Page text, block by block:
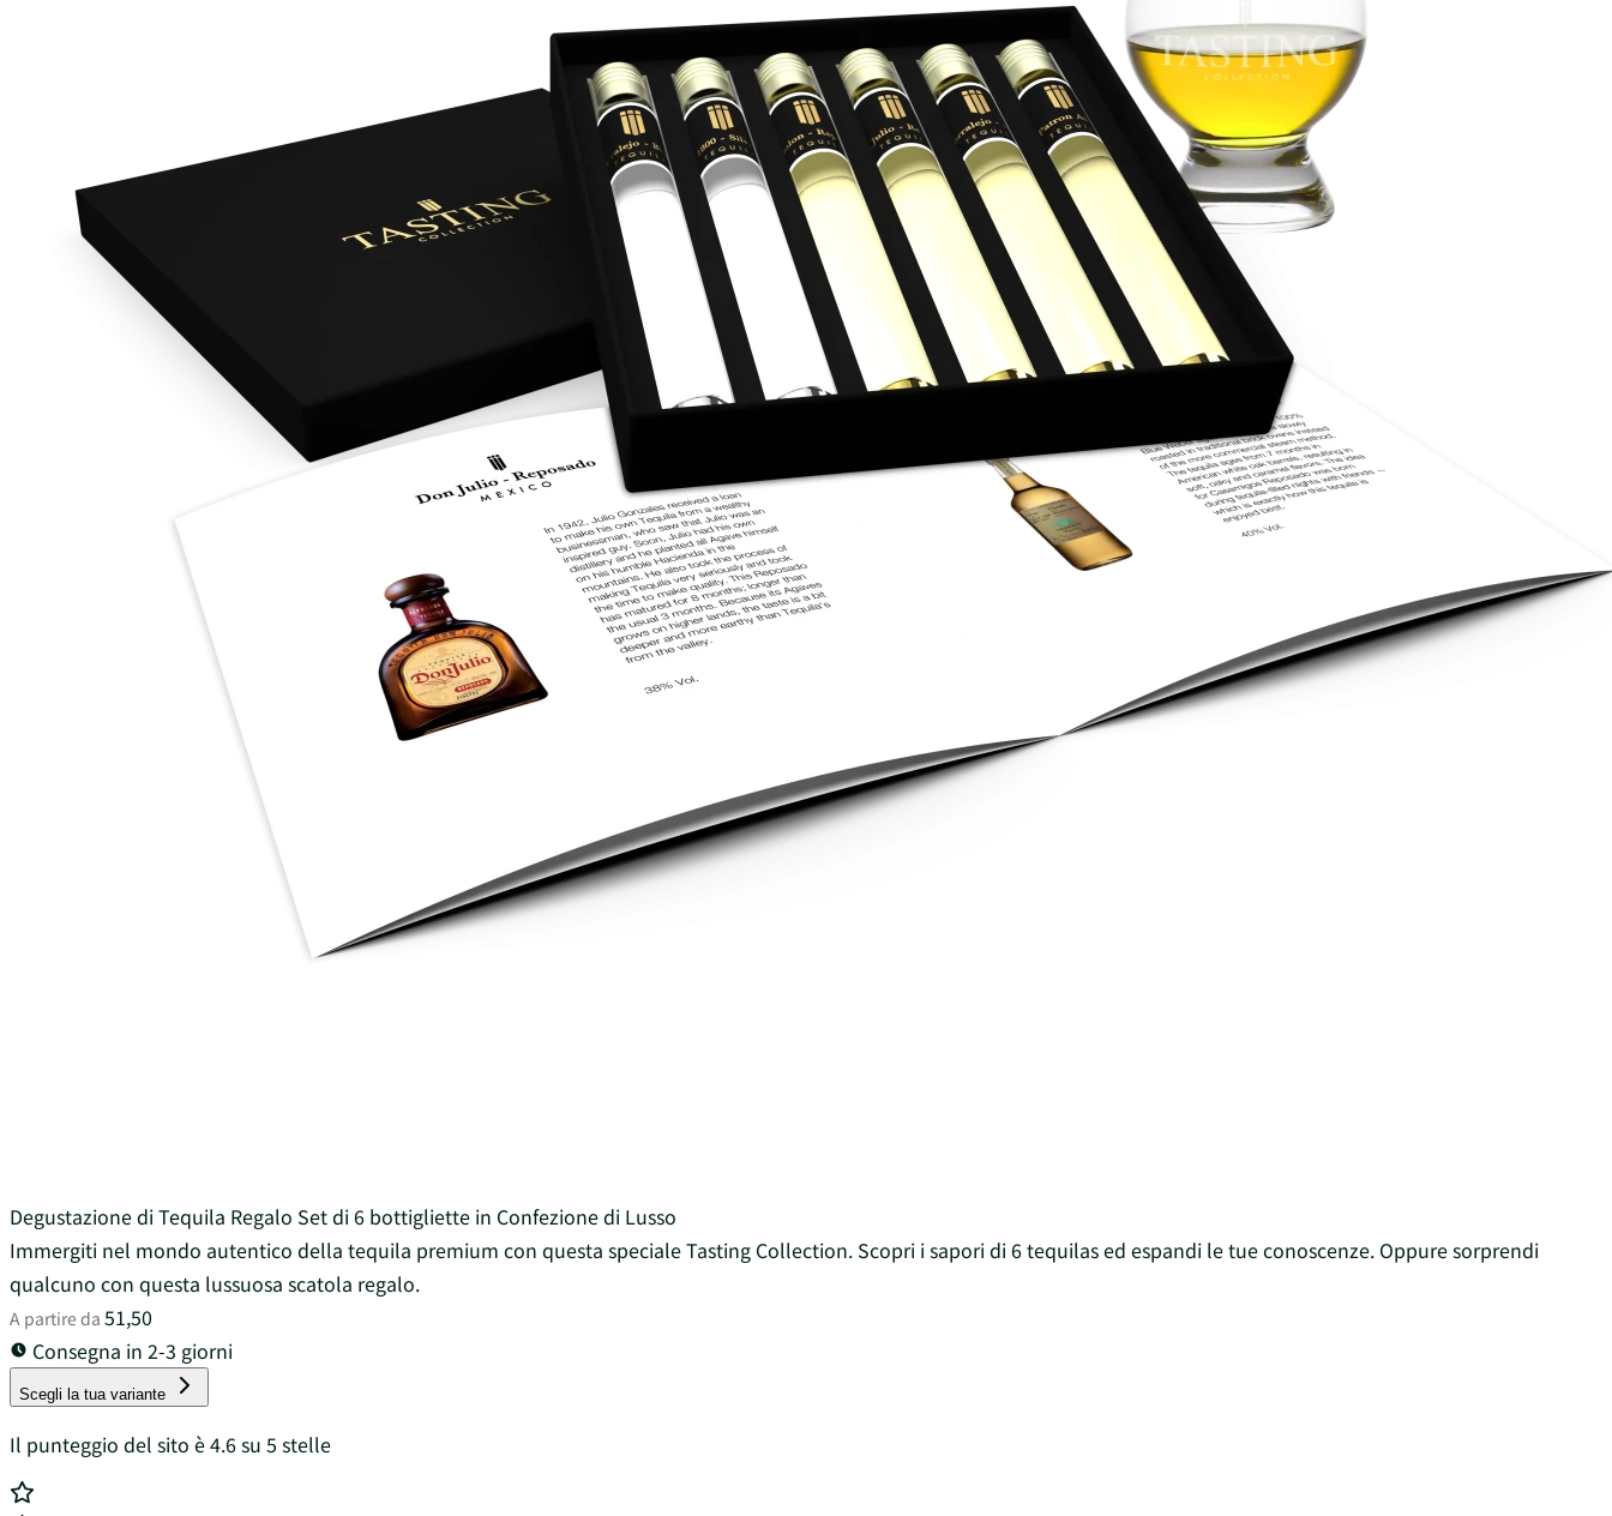
Degustazione di Tequila Regalo Set di 6 bottigliette in Confezione di Lusso
Immergiti nel mondo autentico della tequila premium con questa speciale Tasting Collection. Scopri i sapori di 6 tequilas ed espandi le tue conoscenze. Oppure sorprendi
qualcuno con questa lussuosa scatola regalo.
A partire da 51,50
Consegna in 2-3 giorni
Scegli la tua variante
Il punteggio del sito è 4.6 su 5 stelle